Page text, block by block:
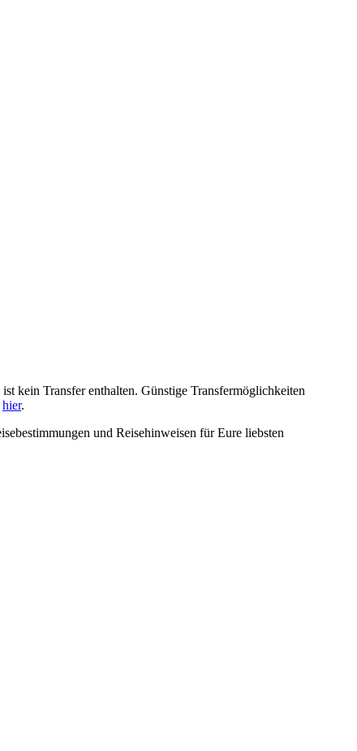
ist kein Transfer enthalten. Günstige Transfermöglichkeiten
hier.
und Reisehinweisen für Eure liebsten